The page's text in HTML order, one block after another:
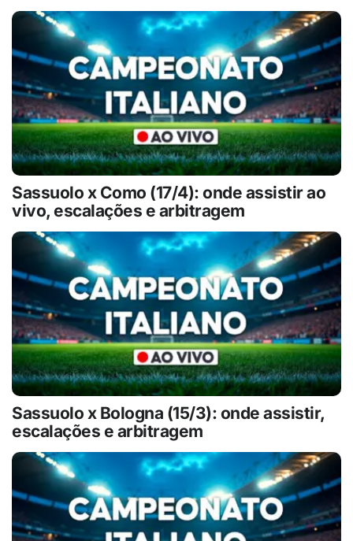
Sassuolo x Como (17/4): onde assistir ao
vivo, escalações e arbitragem
Sassuolo x Bologna (15/3): onde assistir,
escalações e arbitragem